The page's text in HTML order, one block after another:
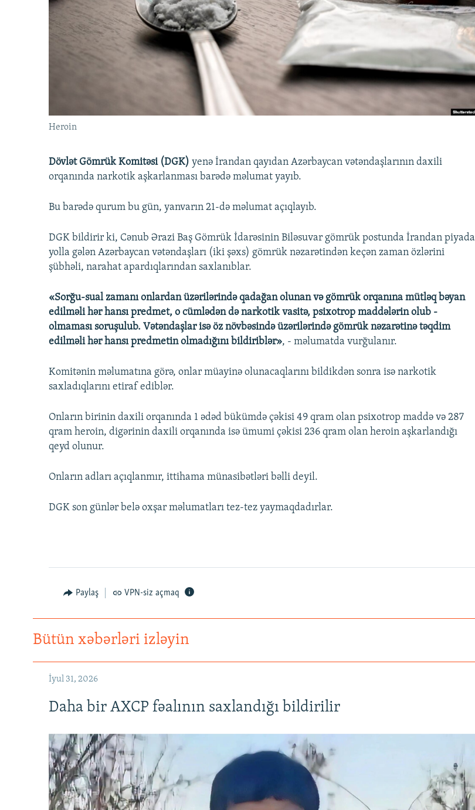
KARIKATURA
İSLAM VƏ DEMOKRATIYA
İZ - MƏDƏNIYYƏT PROQRAMI
PEŞƏ ETIKASI VƏ JURNALISTIKA
STANDARTLARIMIZ
MATERIALLARIMIZDAN ISTIFADƏ
Heroin
Dövlət Gömrük Komitəsi (DGK) yenə İrandan qayıdan Azərbaycan vətəndaşlarının daxili
orqanında narkotik aşkarlanması barədə məlumat yayıb.
Bu barədə qurum bu gün, yanvarın 21-də məlumat açıqlayıb.
DGK bildirir ki, Cənub Ərazi Baş Gömrük İdarəsinin Biləsuvar gömrük postunda İrandan piyada
yolla gələn Azərbaycan vətəndaşları (iki şəxs) gömrük nəzarətindən keçən zaman özlərini
şübhəli, narahat apardıqlarından saxlanıblar.
«Sorğu-sual zamanı onlardan üzərilərində qadağan olunan və gömrük orqanına mütləq bəyan
edilməli hər hansı predmet, o cümlədən də narkotik vasitə, psixotrop maddələrin olub -
olmaması soruşulub. Vətəndaşlar isə öz növbəsində üzərilərində gömrük nəzarətinə təqdim
edilməli hər hansı predmetin olmadığını bildiriblər», - məlumatda vurğulanır.
Komitənin məlumatına görə, onlar müayinə olunacaqlarını bildikdən sonra isə narkotik
saxladıqlarını etiraf ediblər.
Onların birinin daxili orqanında 1 ədəd bükümdə çəkisi 49 qram olan psixotrop maddə və 287
qram heroin, digərinin daxili orqanında isə ümumi çəkisi 236 qram olan heroin aşkarlandığı
qeyd olunur.
Onların adları açıqlanmır, ittihama münasibətləri bəlli deyil.
DGK son günlər belə oxşar məlumatları tez-tez yaymaqdadırlar.
Paylaş VPN-siz açmaq
Bütün xəbərləri izləyin
İyul 31, 2026
Daha bir AXCP fəalının saxlandığı bildirilir